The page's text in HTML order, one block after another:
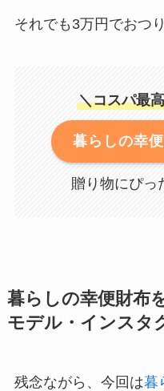
それでも3万円でおつ
＼コスパ最
暮らしの幸
贈り物にぴっ
暮らしの幸便財布
モデル・インスタ
残念ながら、今回は暮